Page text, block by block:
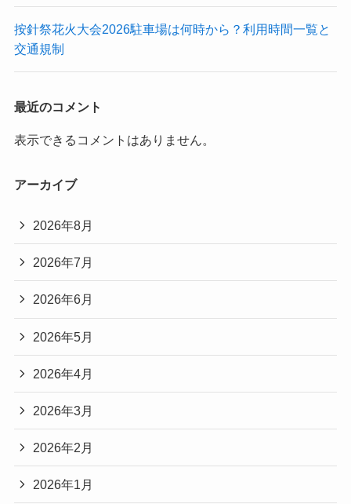
按針祭花火大会2026駐車場は何時から？利用時間一覧と
交通規制
最近のコメント
表示できるコメントはありません。
アーカイブ
2026年8月
2026年7月
2026年6月
2026年5月
2026年4月
2026年3月
2026年2月
2026年1月